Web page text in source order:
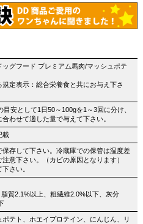
グフード プレミアム馬肉/マッシュポテ
定表示：総合栄養食と共にお与え下さ
安として1日50～100gを1～3回に分け、
わせて適した量で与えて下さい。
載
存して下さい。冷蔵庫での保管は温度差
意下さい。（カビの原因となります）
さい。
質2.1%以上、粗繊維2.0%以下、灰分
テト、ホエイプロテイン、にんじん、リ